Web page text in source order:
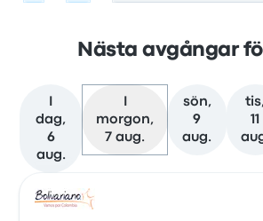
Nästa avgångar
dag,
6
aug.
morgon,
7 aug.
sön,
9
aug.
11